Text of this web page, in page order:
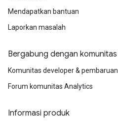
Mendapatkan bantuan
Laporkan masalah
Bergabung dengan komunitas
Komunitas developer & pembaruan
Forum komunitas Analytics
Informasi produk